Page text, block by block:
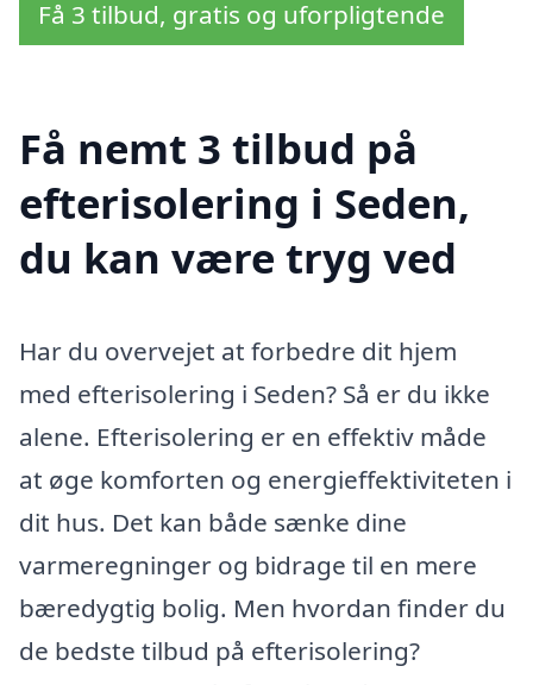
Få 3 tilbud, gratis og uforpligtende
Få nemt 3 tilbud på
efterisolering i Seden,
du kan være tryg ved
Har du overvejet at forbedre dit hjem
med efterisolering i Seden? Så er du ikke
alene. Efterisolering er en effektiv måde
at øge komforten og energieffektiviteten i
dit hus. Det kan både sænke dine
varmeregninger og bidrage til en mere
bæredygtig bolig. Men hvordan finder du
de bedste tilbud på efterisolering?